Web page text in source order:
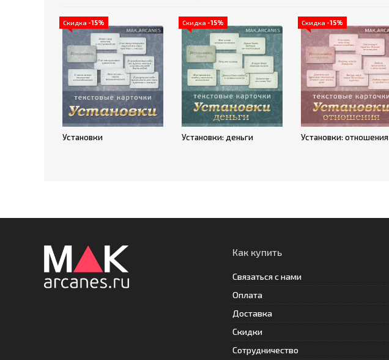
Скидка -15%
Установки
Скидка -15%
Установки: деньги
Скидка -15%
Установки: отношения
Как купить
Связаться с нами
Оплата
Доставка
Скидки
Сотрудничество